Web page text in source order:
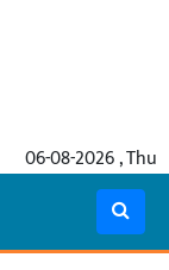
06-08-2026 , Thu